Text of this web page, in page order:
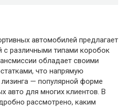
автомобилей предлагает
различными типами коробок
обладает своими
что напрямую
— популярной форме
авто для многих клиентов. В
рассмотрено, каким